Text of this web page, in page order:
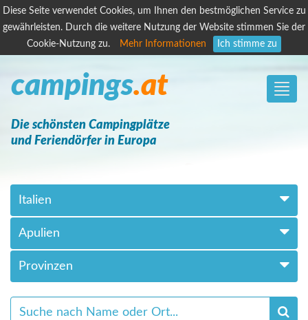
Diese Seite verwendet Cookies, um Ihnen den bestmöglichen Service zu
gewährleisten. Durch die weitere Nutzung der Website stimmen Sie der
Cookie-Nutzung zu.
Mehr Informationen Ich stimme zu
Toggle
campings.at
Die schönsten Campingplätze
und Feriendörfer in Europa
Italien
Apulien
Provinzen